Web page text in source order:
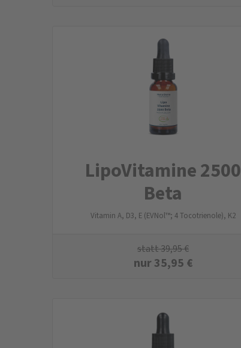
LipoVitamine 2500
Beta
Vitamin A, D3, E (EVNol™; 4 Tocotrienole), K2
statt39,95€
nur35,95 €